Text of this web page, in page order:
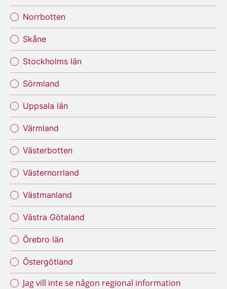
Norrbotten
Skåne
Stockholms län
Sörmland
Uppsala län
Värmland
Västerbotten
Västernorrland
Västmanland
Västra Götaland
Örebro län
Östergötland
Jag vill inte se någon regional information